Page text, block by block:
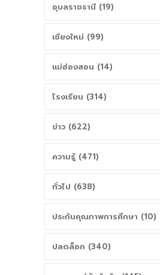
อุบลราชธานี (19)
เชียงใหม่ (99)
แม่ฮ่องสอน (14)
โรงเรียน (314)
ข่าว (622)
ความรู้ (471)
ทั่วไป (638)
ประกันคุณภาพการศึกษา (10)
ปลดล็อก (340)